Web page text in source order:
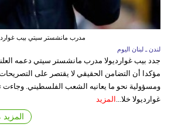
مدرب مانشستر سيتي بيب
لندن ـ لبنان اليوم
جدد بيب غوارديولا مدرب مانشستر سيتي دعمه
مؤكدا أن التضامن الحقيقي لا يقتصر على
ومسؤولية نحو ما يعانيه الشعب الفلسطيني. وجاءت
غوارديولا خلا...
المزيد